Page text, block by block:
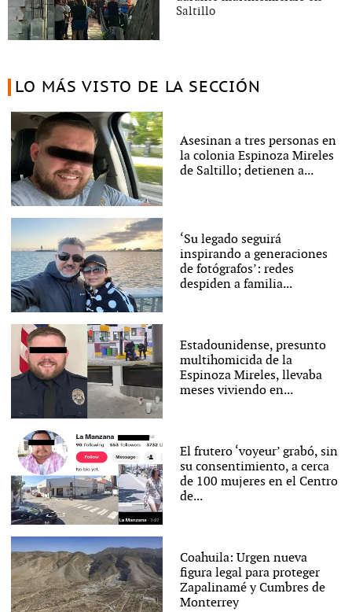
Saltillo
LO MÁS VISTO DE LA SECCIÓN
Asesinan a tres personas en
la colonia Espinoza Mireles
de Saltillo; detienen a...
‘Su legado seguirá
inspirando a generaciones
de fotógrafos’: redes
despiden a familia...
Estadounidense, presunto
multihomicida de la
Espinoza Mireles, llevaba
meses viviendo en...
El frutero ‘voyeur’ grabó, sin
su consentimiento, a cerca
de 100 mujeres en el Centro
de...
Coahuila: Urgen nueva
figura legal para proteger
Zapalinamé y Cumbres de
Monterrey